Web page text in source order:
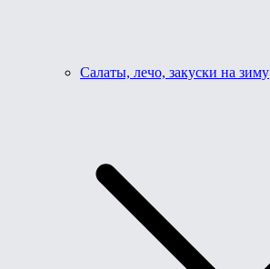
Салаты, лечо, закуски на зиму